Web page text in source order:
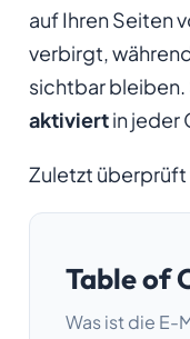
auf Ihren Seiten
verbirgt,
sichtbar bleiben.
aktiviertin jeder
Zuletzt überprüft
Table of
Was ist die E-